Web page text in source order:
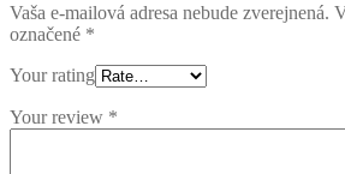
Vaša e-mailová adresa nebude zverejnená.
označené *
Your rating
Your review *